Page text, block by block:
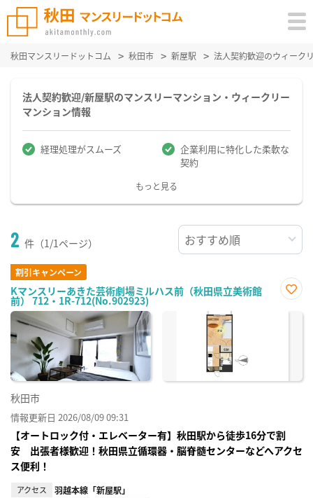
秋田マンスリードットコム 秋田市 新屋駅 法人契約歓迎のウィーク
法人契約歓迎/新屋駅のマンスリーマンション・ウィークリー
マンション情報
経理処理がスムーズ
企業利用に特化した柔軟な
契約
もっと見る
2 件（1/1ページ）
割引キャンペーン
Kマンスリーあきた芸術劇場ミルハス前（秋田県立美術館
前） 712・1R-712(No.902923)
に入
秋田市
情報更新日 2026/08/09 09:31
【オートロック付・エレベーター有】秋田駅から徒歩16分で割
安 出張者様歓迎！秋田県立循環器・脳脊髄センターなどへアクセ
ス便利！
アクセス 羽越本線「新屋駅」